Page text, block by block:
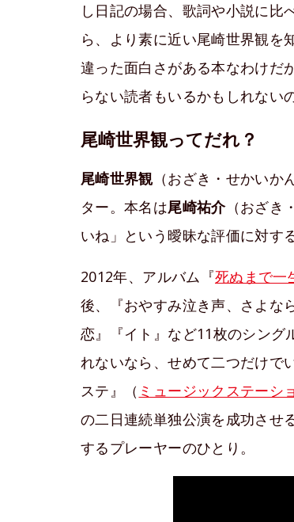
し日記の場合、歌詞や小説に比
ら、より素に近い尾崎世界観を
違った面白さがある本なわけだ
らない読者もいるかもしれない
尾崎世界観ってだれ？
尾崎世界観（おざき・せかいか
ター。本名は尾崎祐介（おざき
いね」という曖昧な評価に対す
2012年、アルバム『死ぬまで一
後、『おやすみ泣き声、さよな
恋』『イト』など11枚のシング
れないなら、せめて二つだけで
ステ』（ ミュージックステーシ
の二日連続単独公演を成功させ
するプレーヤーのひとり。